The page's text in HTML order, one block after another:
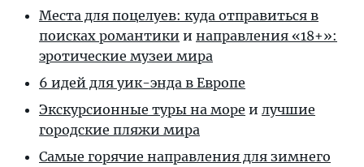
Места для поцелуев: куда отправиться в
поисках романтики и направления «18+»:
эротические музеи мира
6 идей для уик-энда в Европе
Экскурсионные туры на море и лучшие
городские пляжи мира
Самые горячие направления для зимнего